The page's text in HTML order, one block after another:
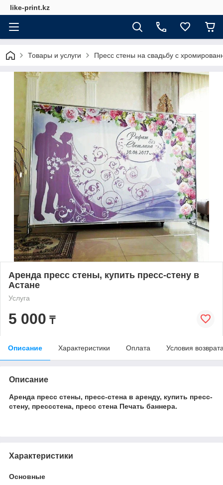
like-print.kz
Товары и услуги Пресс стены на свадьбу с
Аренда пресс стены, купить пресс-стену в
Астане
Услуга
5 000 ₸
Описание Характеристики Оплата Условия
Описание
Аренда пресс стены, пресс-стена в аренду, купить пресс-
стену, прессстена, пресс стена Печать баннера.
Характеристики
Основные